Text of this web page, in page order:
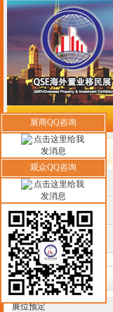
展商QQ咨询
观众QQ咨询
网站首页
媒体中心
平面媒体
电视媒体
网络媒体
联系我们
展位预定